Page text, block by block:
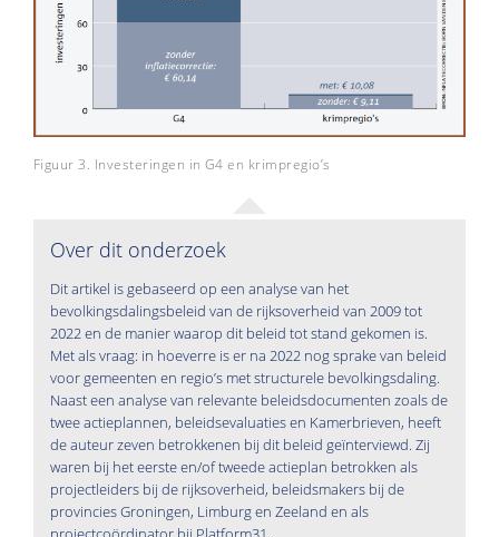
Figuur 3. Investeringen in G4 en krimpregio’s
Over dit onderzoek
Dit artikel is gebaseerd op een analyse van het
bevolkingsdalingsbeleid van de rijksoverheid van 2009 tot
2022 en de manier waarop dit beleid tot stand gekomen is.
Met als vraag: in hoeverre is er na 2022 nog sprake van beleid
voor gemeenten en regio’s met structurele bevolkingsdaling.
Naast een analyse van relevante beleidsdocumenten zoals de
twee actieplannen, beleidsevaluaties en Kamerbrieven, heeft
de auteur zeven betrokkenen bij dit beleid geïnterviewd. Zij
waren bij het eerste en/of tweede actieplan betrokken als
projectleiders bij de rijksoverheid, beleidsmakers bij de
provincies Groningen, Limburg en Zeeland en als